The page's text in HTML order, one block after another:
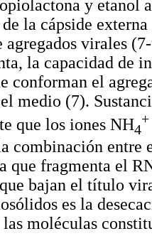
y etanol
la cápside
agregados virales
la capacidad de
conforman el
el medio (7).
que los iones NH4
+
combinación
que fragmenta el
bajan el título
es la
moléculas